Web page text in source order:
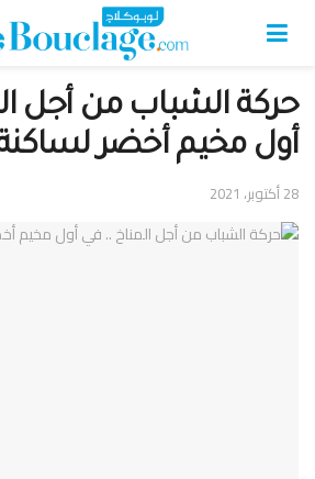
حركة الشباب من أجل
أول مخيم أخضر لساكنة
28 أكتوبر، 2021